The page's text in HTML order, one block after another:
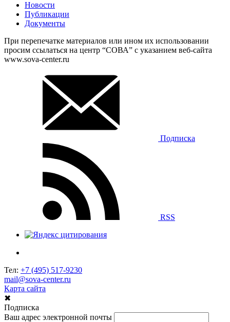
Новости
Публикации
Документы
При перепечатке материалов или ином их использовании
просим ссылаться на центр “СОВА” с указанием веб-сайта
www.sova-center.ru
Подписка
RSS
Тел: +7 (495) 517-9230
mail@sova-center.ru
Карта сайта
✖
Подписка
Ваш адрес электронной почты